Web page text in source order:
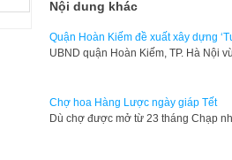
Nội dung khác
Quận Hoàn Kiếm đề xuất xây dựng
UBND quận Hoàn Kiếm, TP. Hà Nội
Chợ hoa Hàng Lược ngày giáp Tết
Dù chợ được mở từ 23 tháng Chạp